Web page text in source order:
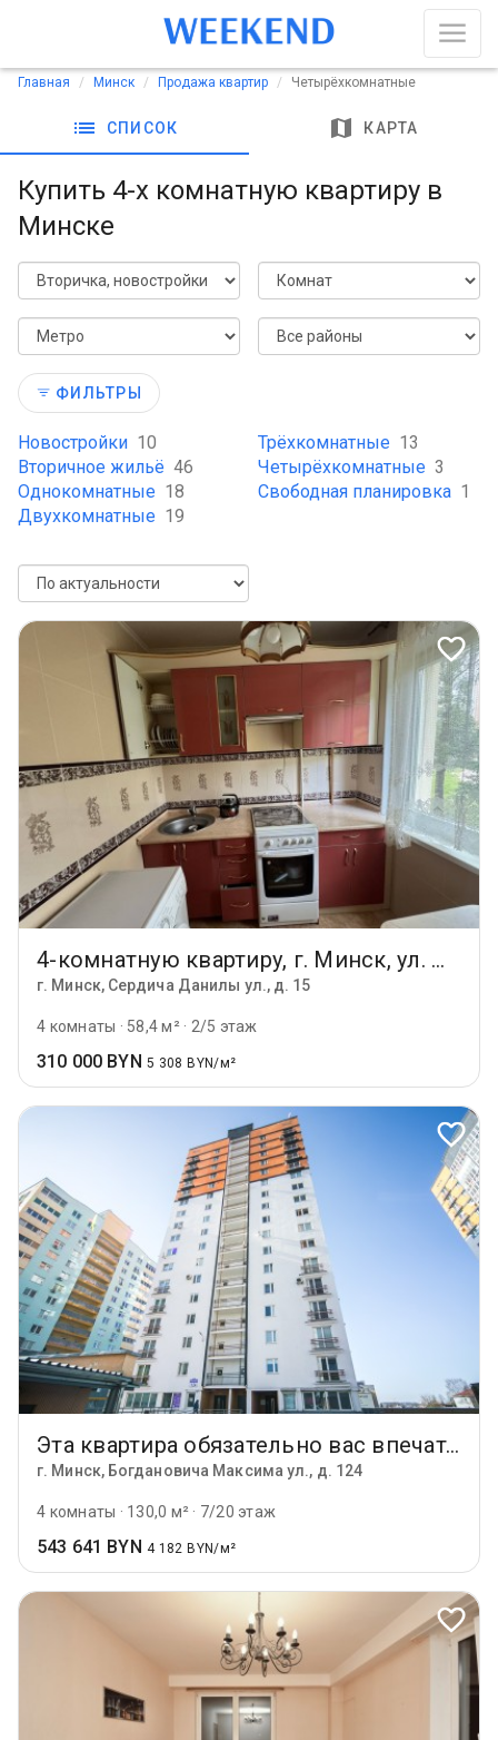
Главная Минск Продажа квартир Четырёхкомнатные
list СПИСОК map КАРТА
Купить 4-х комнатную квартиру в
Минске
ФИЛЬТРЫ
Новостройки 10
Вторичное жильё 46
Однокомнатные 18
Двухкомнатные 19
Трёхкомнатные 13
Четырёхкомнатные 3
Свободная планировка 1
4-комнатную квартиру, г. Минск, ул. Данилы Сердича, 15
г. Минск, Сердича Данилы ул., д. 15
4 комнаты · 58,4 м² · 2/5 этаж
310 000 BYN 5 308 BYN/м²
Эта квартира обязательно вас впечатлит!
г. Минск, Богдановича Максима ул., д. 124
4 комнаты · 130,0 м² · 7/20 этаж
543 641 BYN 4 182 BYN/м²